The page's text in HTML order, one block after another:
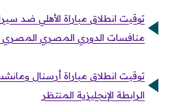
توقيت انطلاق مباراة الأهلي ضد
منافسات الدوري المصري المصري
توقيت انطلاق مباراة أرسنال
الرابطة الإنجليزية المنتظر